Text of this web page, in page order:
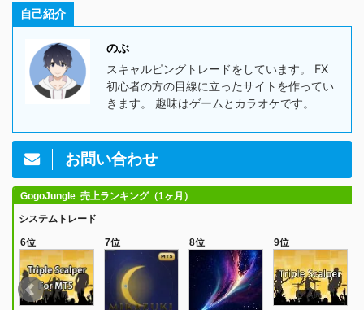
自己紹介
のぶ
スキャルピングトレードをしています。 FX
初心者の方の目線に立ったサイトを作ってい
きます。 趣味はゲームとカラオケです。
お問い合わせ